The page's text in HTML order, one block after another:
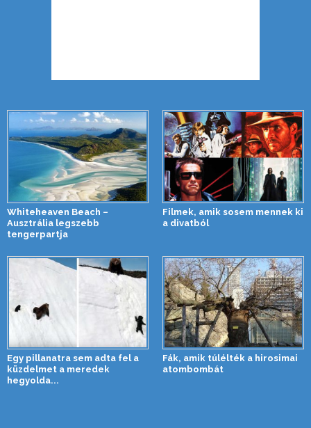
Whiteheaven Beach –
Ausztrália legszebb
tengerpartja
Filmek, amik sosem mennek ki
a divatból
Egy pillanatra sem adta fel a
küzdelmet a meredek
hegyolda...
Fák, amik túlélték a hirosimai
atombombát